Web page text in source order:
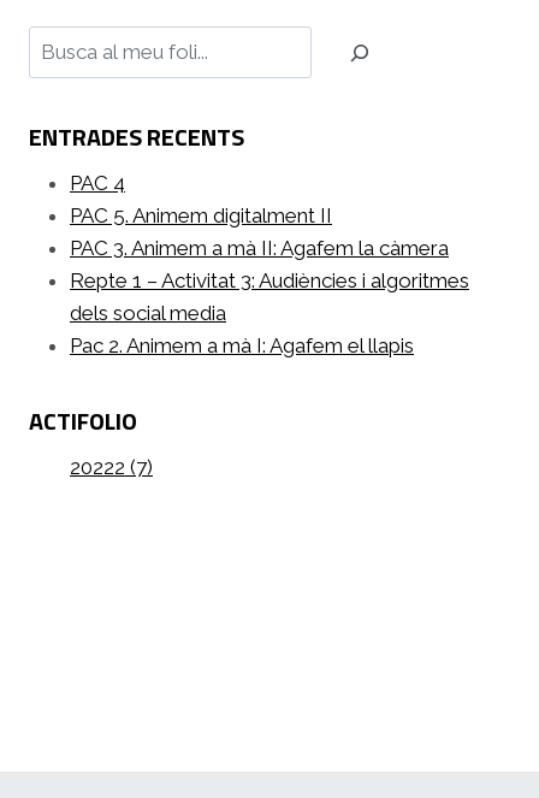
Cerca
ENTRADES RECENTS
PAC 4
PAC 5. Animem digitalment II
PAC 3. Animem a mà II: Agafem la càmera
Repte 1 – Activitat 3: Audiències i algoritmes
dels social media
Pac 2. Animem a mà I: Agafem el llapis
ACTIFOLIO
20222 (7)